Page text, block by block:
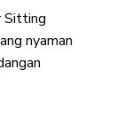
Sitting
nyaman